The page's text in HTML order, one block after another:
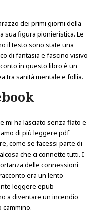
dei primi giorni della
sua figura pionieristica. Le
il testo sono state una
di fantasia e fascino visivo
in questo libro è un
tra sanità mentale e follia.
mi ha lasciato senza fiato e
di più leggere pdf
come se facessi parte di
che ci connette tutti. I
delle connessioni
era un lento
leggere epub
a diventare un incendio